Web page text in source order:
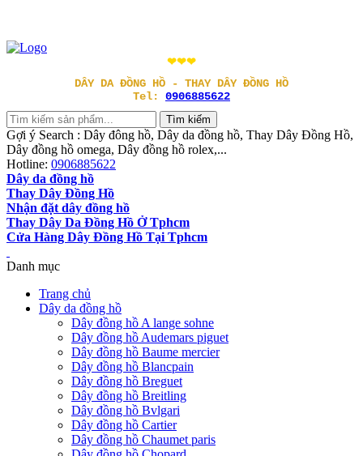
❤❤❤
DÂY DA ĐỒNG HỒ - THAY DÂY ĐỒNG HỒ
Tel: 0906885622
Gợi ý Search : Dây đông hồ, Dây da đồng hồ, Thay Dây Đồng Hồ,
Dây đồng hồ omega, Dây đồng hồ rolex,...
Hotline: 0906885622
Dây da đồng hồ
Thay Dây Đồng Hồ
Nhận đặt dây đồng hồ
Thay Dây Da Đồng Hồ Ở Tphcm
Cửa Hàng Dây Đồng Hồ Tại Tphcm
Danh mục
Trang chủ
Dây da đồng hồ
Dây đồng hồ A lange sohne
Dây đồng hồ Audemars piguet
Dây đồng hồ Baume mercier
Dây đồng hồ Blancpain
Dây đồng hồ Breguet
Dây đồng hồ Breitling
Dây đồng hồ Bvlgari
Dây đồng hồ Cartier
Dây đồng hồ Chaumet paris